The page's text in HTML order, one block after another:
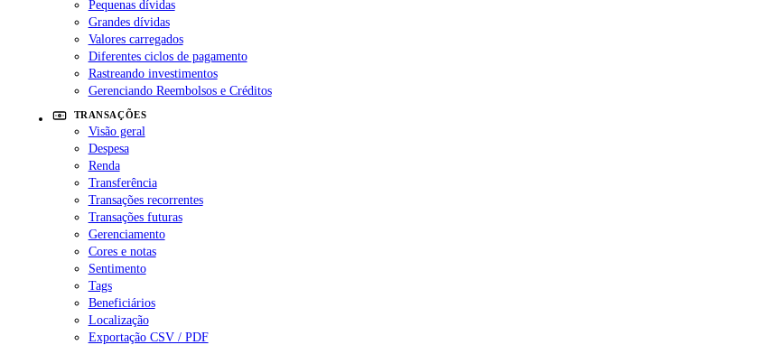
Pequenas dívidas
Grandes dívidas
Valores carregados
Diferentes ciclos de pagamento
Rastreando investimentos
Gerenciando Reembolsos e Créditos
TRANSAÇÕES
Visão geral
Despesa
Renda
Transferência
Transações recorrentes
Transações futuras
Gerenciamento
Cores e notas
Sentimento
Tags
Beneficiários
Localização
Exportação CSV / PDF